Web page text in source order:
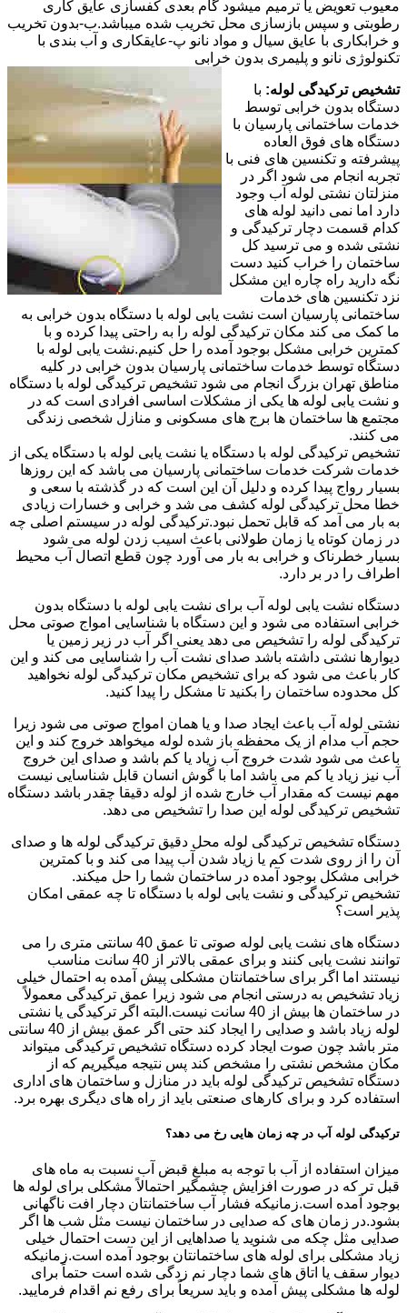
معیوب تعویض یا ترمیم میشود گام بعدی کفسازی عایق کاری
رطوبتی و سپس بازسازی محل تخریب شده میباشد.ب-بدون تخریب
و خرابکاری با عایق سیال و مواد نانو پ-عایقکاری و آب بندی با
تکنولوژی نانو و پلیمری بدون خرابی
تشخیص ترکیدگی لوله: با
دستگاه بدون خرابی توسط
خدمات ساختمانی پارسیان با
دستگاه های فوق العاده
پیشرفته و تکنسین های فنی با
تجربه انجام می شود اگر در
منزلتان نشتی لوله آب وجود
دارد اما نمی دانید لوله های
کدام قسمت دچار ترکیدگی و
نشتی شده و می ترسید کل
ساختمان را خراب کنید دست
نگه دارید راه چاره این مشکل
نزد تکنسین های خدمات
ساختمانی پارسیان است نشت یابی لوله با دستگاه بدون خرابی به
ما کمک می کند مکان ترکیدگی لوله را به راحتی پیدا کرده و با
کمترین خرابی مشکل بوجود آمده را حل کنیم.نشت یابی لوله با
دستگاه توسط خدمات ساختمانی پارسیان بدون خرابی در کلیه
مناطق تهران بزرگ انجام می شود تشخیص ترکیدگی لوله با دستگاه
و نشت یابی لوله ها یکی از مشکلات اساسی افرادی است که در
مجتمع ها ساختمان ها برج های مسکونی و منازل شخصی زندگی
می کنند.
تشخیص ترکیدگی لوله با دستگاه یا نشت یابی لوله با دستگاه یکی از
خدمات شرکت خدمات ساختمانی پارسیان می باشد که این روزها
بسیار رواج پیدا کرده و دلیل آن این است که در گذشته با سعی و
خطا محل ترکیدگی لوله کشف می شد و خرابی و خسارات زیادی
به بار می آمد که قابل تحمل نبود.ترکیدگی لوله در سیستم اصلی چه
در زمان کوتاه یا زمان طولانی باعث اسیب زدن لوله می شود
بسیار خطرناک و خرابی به بار می آورد چون قطع اتصال آب محیط
اطراف را در بر دارد.
دستگاه نشت یابی لوله آب برای نشت یابی لوله با دستگاه بدون
خرابی استفاده می شود و این دستگاه با شناسایی امواج صوتی محل
ترکیدگی لوله را تشخیص می دهد یعنی اگر آب در زیر زمین یا
دیوارها نشتی داشته باشد صدای نشت آب را شناسایی می کند و این
کار باعث می شود که برای تشخیص مکان ترکیدگی لوله نخواهید
کل محدوده ساختمان را بکنید تا مشکل را پیدا کنید.
نشتی لوله آب باعث ایجاد صدا و یا همان امواج صوتی می شود زیرا
حجم آب مدام از یک محفظه باز شده لوله میخواهد خروج کند و این
باعث می شود شدت خروج آب زیاد یا کم باشد و صدای این خروج
آب نیز زیاد یا کم می باشد اما با گوش انسان قابل شناسایی نیست
مهم نیست که مقدار آب خارج شده از لوله دقیقا چقدر باشد دستگاه
تشخیص ترکیدگی لوله این صدا را تشخیص می دهد.
دستگاه تشخیص ترکیدگی لوله محل دقیق ترکیدگی لوله ها و صدای
آن را از روی شدت کم یا زیاد شدن آب پیدا می کند و با کمترین
خرابی مشکل بوجود آمده در ساختمان شما را حل میکند.
تشخیص ترکیدگی و نشت یابی لوله با دستگاه تا چه عمقی امکان
پذیر است؟
دستگاه های نشت یابی لوله صوتی تا عمق 40 سانتی متری را می
توانند نشت یابی کنند و برای عمقی بالاتر از 40 سانت مناسب
نیستند اما اگر برای ساختمانتان مشکلی پیش آمده به احتمال خیلی
زیاد تشخیص به درستی انجام می شود زیرا عمق ترکیدگی معمولاً
در ساختمان ها بیش از 40 سانت نیست.البته اگر ترکیدگی یا نشتی
لوله زیاد باشد و صدایی را ایجاد کند حتی اگر عمق بیش از 40 سانتی
متر باشد چون صوت ایجاد کرده دستگاه تشخیص ترکیدگی میتواند
مکان مشخص نشتی را مشخص کند پس نتیجه میگیریم که از
دستگاه تشخیص ترکیدگی لوله باید در منازل و ساختمان های اداری
استفاده کرد و برای کارهای صنعتی باید از راه های دیگری بهره برد.
ترکیدگی لوله آب در چه زمان هایی رخ می دهد؟
میزان استفاده از آب با توجه به مبلغ قبض آب نسبت به ماه های
قبل تر که در صورت افزایش چشمگیر احتمالاً مشکلی برای لوله ها
بوجود آمده است.زمانیکه فشار آب ساختمانتان دچار افت ناگهانی
بشود.در زمان های که صدایی در ساختمان نیست مثل شب ها اگر
صدایی مثل چکه می شنوید یا صداهایی از این دست احتمال خیلی
زیاد مشکلی برای لوله های ساختمانتان بوجود آمده است.زمانیکه
دیوار سقف یا اتاق های شما دچار نم زدگی شده است حتماً برای
لوله ها مشکلی پیش آمده و باید سریعاً برای رفع نم اقدام فرمایید.